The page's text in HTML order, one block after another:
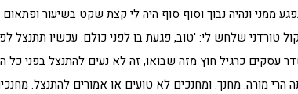
ממני ונהיה נבוך וסוף סוף היה לי קצת שקט בשיעור
טורדני שלחש לי: 'טוב, פגעת בו לפני כולם. עכשיו תתנצל
עסקים כרגיל חוץ מזה שבואו, זה לא נעים להתנצל בפני כל
מורה. מחנך. ומחנכים לא טועים או אמורים להתנצל.